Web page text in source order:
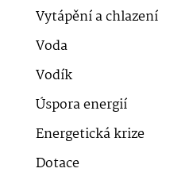
Vytápění a chlazení
Voda
Vodík
Úspora energií
Energetická krize
Dotace